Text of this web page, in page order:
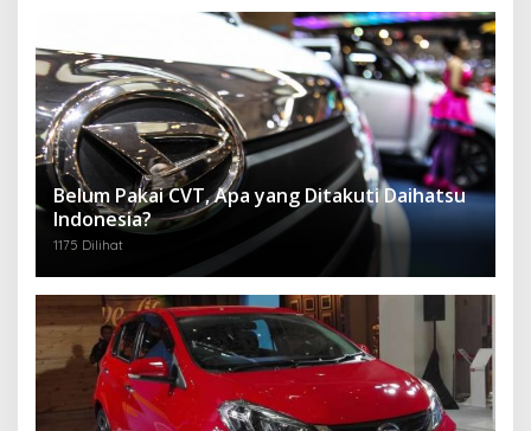
Belum Pakai CVT, Apa yang Ditakuti Daihatsu
Indonesia?
1175 Dilihat